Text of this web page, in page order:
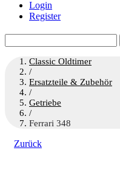
Login
Register
nach:
Classic Oldtimer
/
Ersatzteile & Zubehör
/
Getriebe
/
Ferrari 348
Zurück